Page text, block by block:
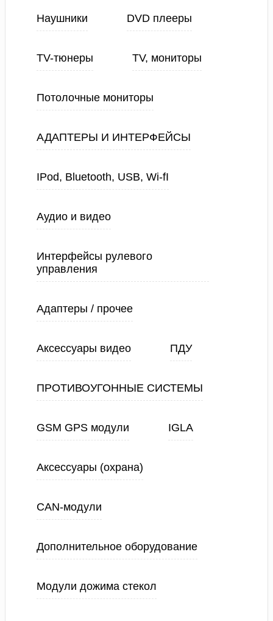
Наушники DVD плееры
TV-тюнеры TV, мониторы
Потолочные мониторы
АДАПТЕРЫ И ИНТЕРФЕЙСЫ
IPod, Bluetooth, USB, Wi-fI
Аудио и видео
Интерфейсы рулевого
управления
Адаптеры / прочее
Аксессуары видео ПДУ
ПРОТИВОУГОННЫЕ СИСТЕМЫ
GSM GPS модули IGLA
Аксессуары (охрана)
CAN-модули
Дополнительное оборудование
Модули дожима стекол